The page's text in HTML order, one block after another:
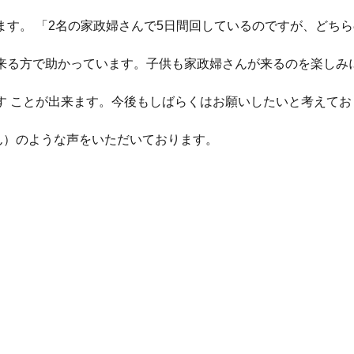
。 「2名の家政婦さんで5日間回しているのですが、どち
方で助かっています。子供も家政婦さんが来るのを楽しみ
ことが出来ます。今後もしばらくはお願いしたいと考えてお
のような声をいただいております。